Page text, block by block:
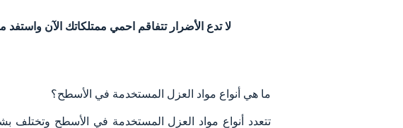
لا تدع الأضرار تتفاقم احمي ممتلكاتك الآن واستفد
ما هي أنواع مواد العزل المستخدمة في الأسطح؟
تتعدد أنواع مواد العزل المستخدمة في الأسطح وتختلف